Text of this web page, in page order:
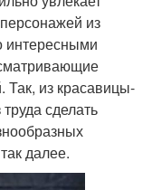
из
интересными
Так, из красавицы-
сделать
далее.